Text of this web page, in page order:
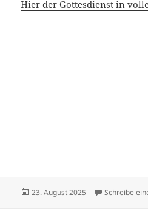
Hier der Gottesdienst in
Veröffentlicht
23. August 2025 Schreibe